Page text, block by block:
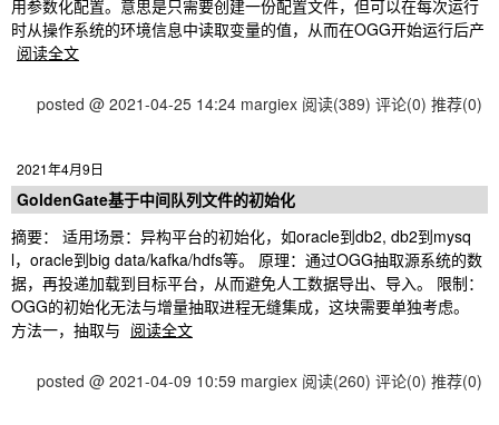
用参数化配置。意思是只需要创建一份配置文件，但可以在每次运行
时从操作系统的环境信息中读取变量的值，从而在OGG开始运行后产
阅读全文
posted @ 2021-04-25 14:24 margiex 阅读(389) 评论(0) 推荐(0)
2021年4月9日
GoldenGate基于中间队列文件的初始化
摘要： 适用场景：异构平台的初始化，如oracle到db2, db2到mysq
l，oracle到big data/kafka/hdfs等。 原理：通过OGG抽取源系统的数
据，再投递加载到目标平台，从而避免人工数据导出、导入。 限制：
OGG的初始化无法与增量抽取进程无缝集成，这块需要单独考虑。
方法一，抽取与 阅读全文
posted @ 2021-04-09 10:59 margiex 阅读(260) 评论(0) 推荐(0)